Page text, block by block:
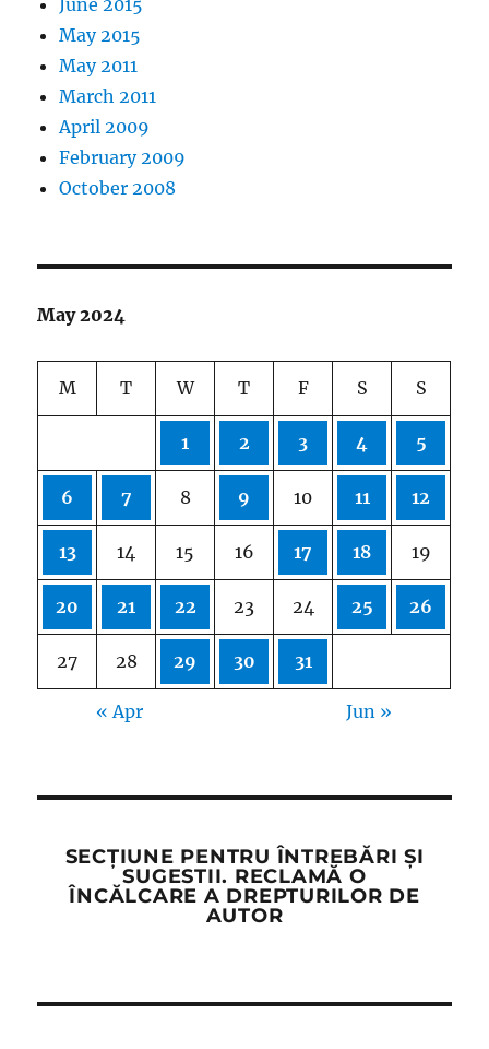
May 2015
May 2011
March 2011
April 2009
February 2009
October 2008
May 2024
M T W T F S S
1 2 3 4 5
6 7 8 9 10 11 12
13 14 15 16 17 18 19
20 21 22 23 24 25 26
27 28 29 30 31
« Apr Jun »
SECȚIUNE PENTRU ÎNTREBĂRI ȘI
SUGESTII. RECLAMĂ O
ÎNCĂLCARE A DREPTURILOR DE
AUTOR